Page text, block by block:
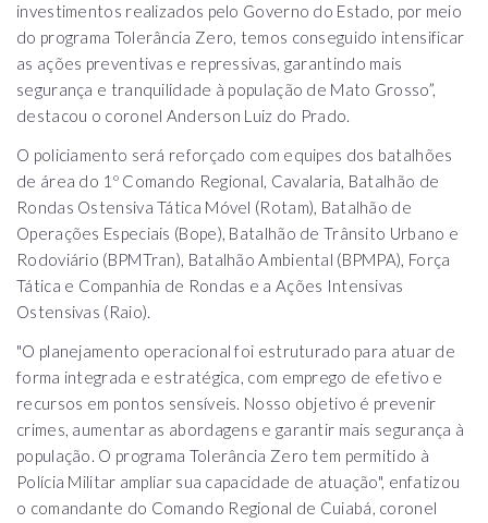
investimentos realizados pelo Governo do Estado, por meio
do programa Tolerância Zero, temos conseguido intensificar
as ações preventivas e repressivas, garantindo mais
segurança e tranquilidade à população de Mato Grosso”,
destacou o coronel Anderson Luiz do Prado.
O policiamento será reforçado com equipes dos batalhões
de área do 1º Comando Regional, Cavalaria, Batalhão de
Rondas Ostensiva Tática Móvel (Rotam), Batalhão de
Operações Especiais (Bope), Batalhão de Trânsito Urbano e
Rodoviário (BPMTran), Batalhão Ambiental (BPMPA), Força
Tática e Companhia de Rondas e a Ações Intensivas
Ostensivas (Raio).
"O planejamento operacional foi estruturado para atuar de
forma integrada e estratégica, com emprego de efetivo e
recursos em pontos sensíveis. Nosso objetivo é prevenir
crimes, aumentar as abordagens e garantir mais segurança à
população. O programa Tolerância Zero tem permitido à
Polícia Militar ampliar sua capacidade de atuação", enfatizou
o comandante do Comando Regional de Cuiabá, coronel